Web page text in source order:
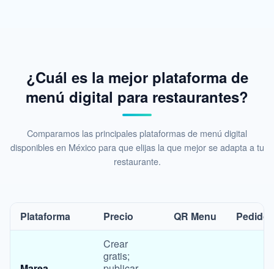
¿Cuál es la mejor plataforma de
menú digital para restaurantes?
Comparamos las principales plataformas de menú digital
disponibles en México para que elijas la que mejor se adapta a tu
restaurante.
Plataforma Precio QR Menu
Crear
gratis;